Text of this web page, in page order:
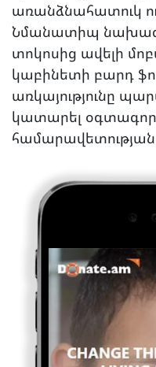
առանձնահատուկ
Նմանատիպ
տոկոսից ավելի
կաբինետի բարդ
առկայությունը
կատարել
համարավետության